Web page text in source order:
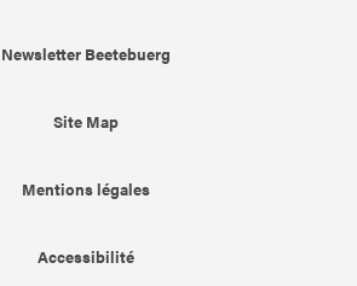
Newsletter Beetebuerg
Site Map
Mentions légales
Accessibilité